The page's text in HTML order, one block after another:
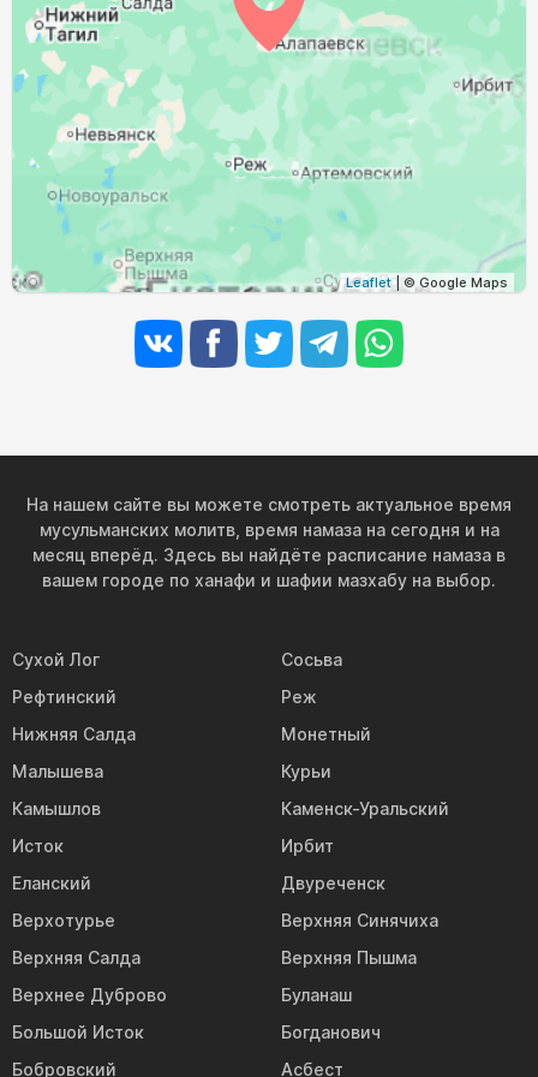
29, Сб 03:26 05:47 12:54 16:41 20:01 22:09
30, Вс 03:30 05:49 12:54 19:58 22:05
31, Пн 03:33 05:51 12:54 19:55
Leaflet| © Google Maps
На нашем сайте вы можете смотреть актуальное время
мусульманских молитв, время намаза на сегодня и на
месяц вперёд. Здесь вы найдёте расписание намаза в
вашем городе по ханафи и шафии мазхабу на выбор.
Сухой Лог
Сосьва
Рефтинский
Реж
Нижняя Салда
Монетный
Малышева
Курьи
Камышлов
Каменск-Уральский
Исток
Ирбит
Еланский
Двуреченск
Верхотурье
Верхняя Синячиха
Верхняя Салда
Верхняя Пышма
Верхнее Дуброво
Буланаш
Большой Исток
Богданович
Бобровский
Асбест